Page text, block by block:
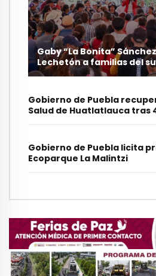
Gaby “La Bonita”
Lechetón a familias del
Gobierno de Puebla
Salud de Huatlatlauca tras
Gobierno de Puebla licita
Ecoparque La Malintzi